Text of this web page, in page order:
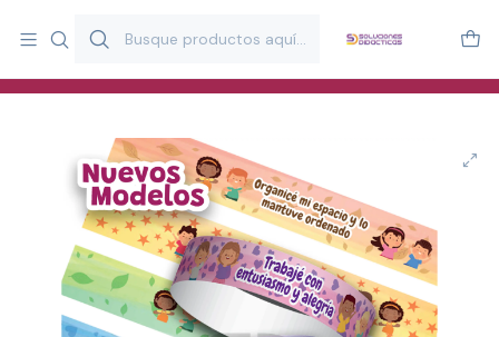
y estimulación infantil en Chile.
Especialistas en recursos educativos para aulas, terapeutas y